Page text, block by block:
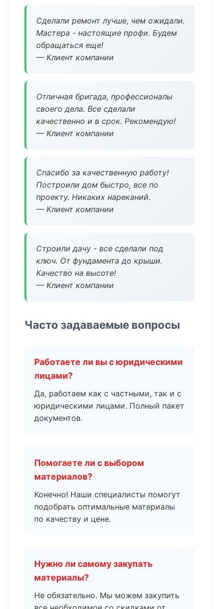
Сделали ремонт лучше, чем ожидали.
Мастера - настоящие профи. Будем
обращаться еще!
— Клиент компании
Отличная бригада, профессионалы
своего дела. Все сделали
качественно и в срок. Рекомендую!
— Клиент компании
Спасибо за качественную работу!
Построили дом быстро, все по
проекту. Никаких нареканий.
— Клиент компании
Строили дачу - все сделали под
ключ. От фундамента до крыши.
Качество на высоте!
— Клиент компании
Часто задаваемые вопросы
Работаете ли вы с юридическими
лицами?
Да, работаем как с частными, так и с
юридическими лицами. Полный пакет
документов.
Помогаете ли с выбором
материалов?
Конечно! Наши специалисты помогут
подобрать оптимальные материалы
по качеству и цене.
Нужно ли самому закупать
материалы?
Не обязательно. Мы можем закупить